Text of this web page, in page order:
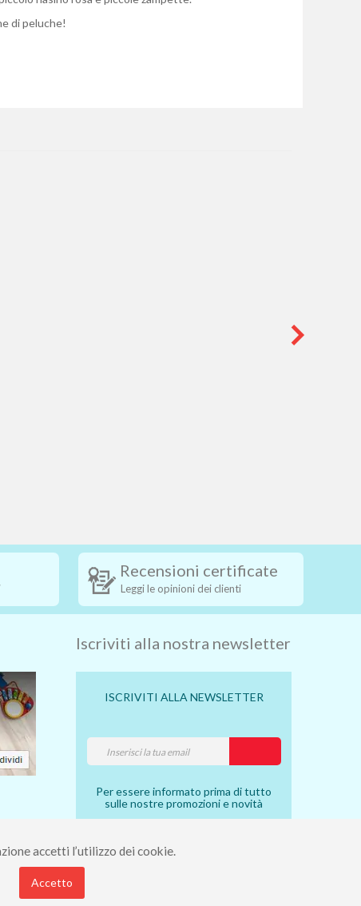
accetti l’utilizzo dei cookie.
Accetto
di peluche!
Recensioni certificate
Leggi le opinioni dei clienti
Iscriviti alla nostra newsletter
ISCRIVITI ALLA NEWSLETTER
Per essere informato prima di tutto
sulle nostre promozioni e novità
- Rea 112098.